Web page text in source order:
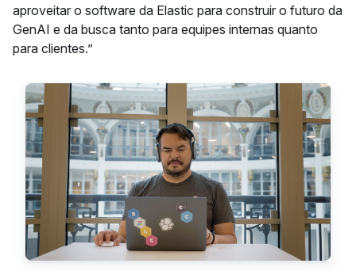
aproveitar o software da Elastic para construir o futuro da
GenAI e da busca tanto para equipes internas quanto
para clientes.”